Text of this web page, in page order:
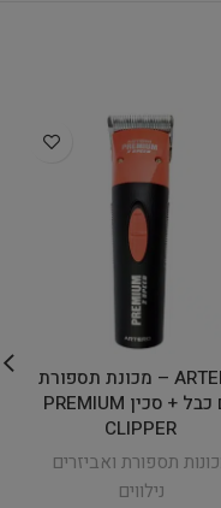
ARTERO – מכונת תספורת
עם כבל + סכין PREMIUM
CLIPPER
תספורת ואביזרים
נילווים